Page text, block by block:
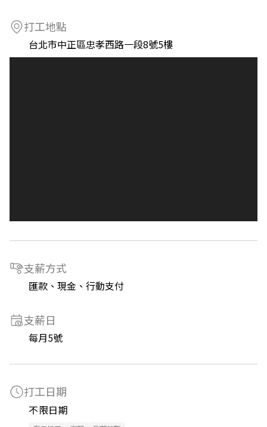
打工地點
台北市中正區忠孝西路一段8號5樓
支薪方式
匯款、現金、行動支付
支薪日
每月5號
打工日期
不限日期